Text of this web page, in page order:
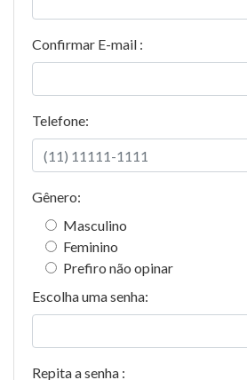
Confirmar E-mail :
Telefone:
Gênero:
Masculino
Feminino
Prefiro não opinar
Escolha uma senha:
Repita a senha :